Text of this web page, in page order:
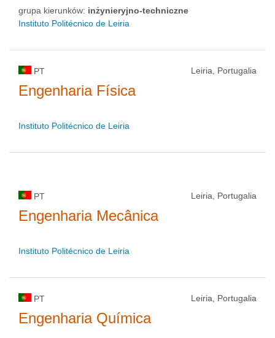
grupa kierunków: inżynieryjno-techniczne
Instituto Politécnico de Leiria
PT Leiria, Portugalia
Engenharia Física
Instituto Politécnico de Leiria
PT Leiria, Portugalia
Engenharia Mecânica
Instituto Politécnico de Leiria
PT Leiria, Portugalia
Engenharia Química